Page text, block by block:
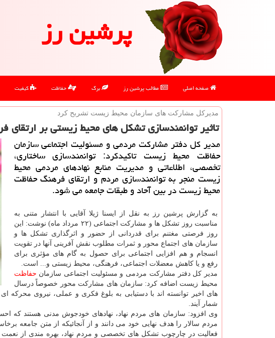
پرشین رز
صفحه اصلی مطالب پرشین رز برگ حفاظت کیفیت
مدیركل مشاركت های سازمان محیط زیست تشربح كرد
تاثیر توانمندسازی تشكل های محیط زیستی بر
مدیر كل دفتر مشاركت مردمی و مسئولیت اجتماعی سازمان
حفاظت محیط زیست تاكیدكرد: توانمندسازی ساختاری،
تخصصی، اطلاعاتی و مدیریت منابع نهادهای مردمی محیط
زیست منجر به توانمندسازی مردم و ارتقای فرهنگ حفاظت
محیط زیست در بین آحاد و طبقات جامعه می شود.
به گزارش پرشین رز به نقل از ایسنا ژیلا آقایی با انتشار متنی به
مناسبت روز تشکل ها و مشارکت اجتماعی (۲۲ مرداد ماه) نوشت: این
روز فرصتی مغتنم برای قدردانی از حضور و اثرگذاری تشکل ها و
سازمان های اجتماع محور و ثمرات مطلوب نقش آفرینی آنها در تقویت
انسجام و هم افزایی اجتماعی برای حصول به گام های مؤثری برای
رفع و یا کاهش معضلات اجتماعی، فرهنگی، محیط زیستی و... است.
مدیر کل دفتر مشارکت مردمی و مسئولیت اجتماعی سازمان حفاظت
محیط زیست اضافه کرد: سازمان های مشارکت محور خصوصاً درسال
های اخیر توانسته اند با دستیابی به بلوغ فکری و عملی، نیروی محرکه
شمار آیند.
وی افزود: سازمان های مردم نهاد، نهادهای خودجوش مدنی هستند که
مردم سالار را هدف نهایی خود می دانند و از آنجائیکه از متن جامعه
فعالیت در چارچوب تشکل های تخصصی و مردم نهاد، بهره مندی از نعمت